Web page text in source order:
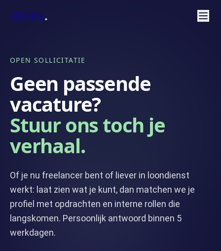
Blnks.
OPEN SOLLICITATIE
Geen passende
vacature?
Stuur ons toch je
verhaal.
Of je nu freelancer bent of liever in loondienst
werkt: laat zien wat je kunt, dan matchen we je
profiel met opdrachten en interne rollen die
langskomen. Persoonlijk antwoord binnen 5
werkdagen.